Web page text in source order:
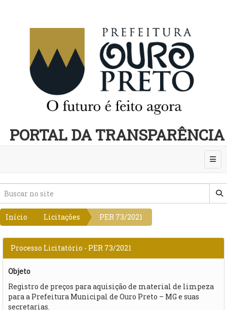
PORTAL DA TRANSPARÊNCIA
Início Licitações PER 73/2021
Processo Licitatório - PER 73/2021
Objeto
Registro de preços para aquisição de material de limpeza
para a Prefeitura Municipal de Ouro Preto – MG e suas
secretarias.